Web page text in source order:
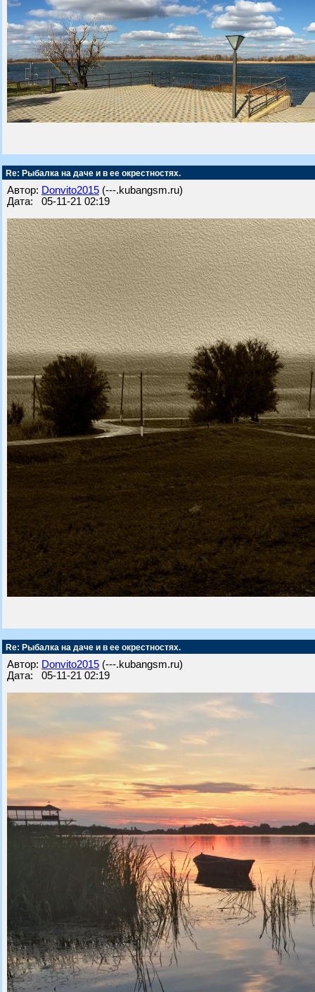
Re: Рыбалка на даче и в ее окрестностях.
Автор: Donvito2015 (---.kubangsm.ru)
Дата: 05-11-21 02:19
Re: Рыбалка на даче и в ее окрестностях.
Автор: Donvito2015 (---.kubangsm.ru)
Дата: 05-11-21 02:19